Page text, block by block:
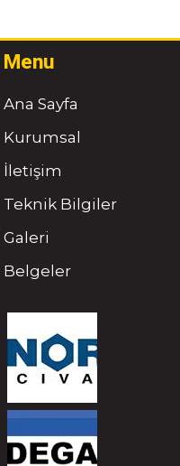
Menu
Ana Sayfa
Kurumsal
İletişim
Teknik Bilgiler
Galeri
Belgeler